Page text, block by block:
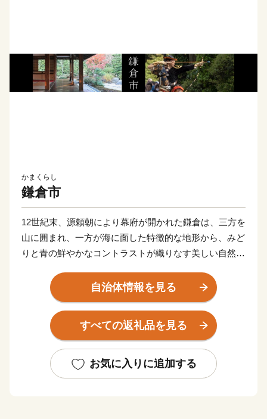
かまくらし
鎌倉市
12世紀末、源頼朝により幕府が開かれた鎌倉は、三方を
山に囲まれ、一方が海に面した特徴的な地形から、みど
りと青の鮮やかなコントラストが織りなす美しい自然景
そして、今も残る多くの神社仏閣などの歴史的遺産は、
長い年月のなかで守り続けられ、今日でも中世の社会を
支えた繁栄の歴史と華やかな文化を現在に伝えていま
鎌倉市では、先人たちから受け継いだ美しい自然景観や
自治体情報を見る
すべての返礼品を見る
お気に入りに追加する